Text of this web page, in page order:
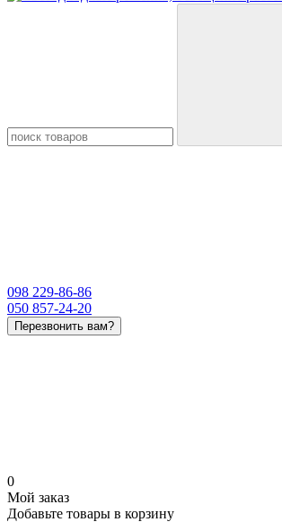
098 229-86-86
050 857-24-20
Перезвонить вам?
0
Мой заказ
Добавьте товары в корзину